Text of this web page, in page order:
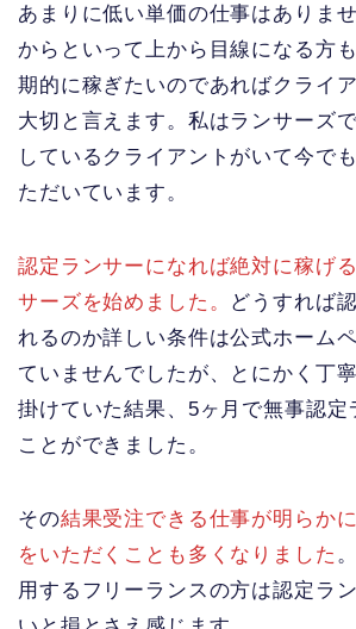
あまりに低い単価の仕事はありま
からといって上から目線になる方
期的に稼ぎたいのであればクライ
大切と言えます。私はランサーズ
しているクライアントがいて今で
ただいています。
認定ランサーになれば絶対に稼げ
サーズを始めました。 どうすれば
れるのか詳しい条件は公式ホーム
ていませんでしたが、とにかく丁
掛けていた結果、5ヶ月で無事認定
ことができました。
その結果受注できる仕事が明らか
をいただくことも多くなりました
用するフリーランスの方は認定ラ